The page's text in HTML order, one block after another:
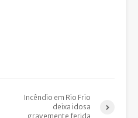
Incêndio em Rio Frio
deixa idosa
gravemente ferida